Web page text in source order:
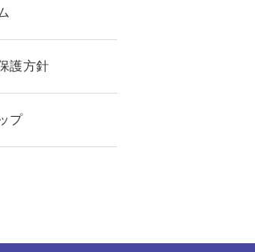
護方針
プ